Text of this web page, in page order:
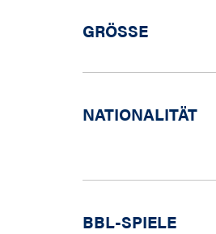
GRÖSSE
NATIONALITÄT
BBL-SPIELE